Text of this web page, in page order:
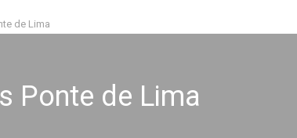
de Lima
Ponte de Lima